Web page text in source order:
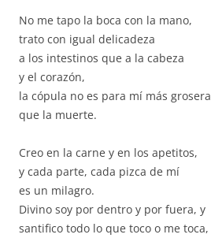
No me tapo la boca con la mano,
trato con igual delicadeza
a los intestinos que a la cabeza
y el corazón,
la cópula no es para mí más grosera
que la muerte.
Creo en la carne y en los apetitos,
y cada parte, cada pizca de mí
es un milagro.
Divino soy por dentro y por fuera, y
santifico todo lo que toco o me toca,